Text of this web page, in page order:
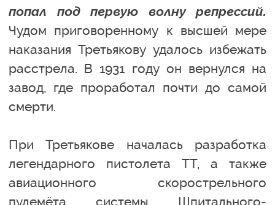
попал под первую волну репрессий.
Чудом приговоренному к высшей мере
наказания Третьякову удалось избежать
расстрела. В 1931 году он вернулся на
завод, где проработал почти до самой
смерти.
При Третьякове началась разработка
легендарного пистолета ТТ, а также
авиационного скорострельного
пулемёта системы Шпитального-